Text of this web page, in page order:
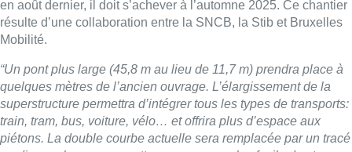
intervention. En janvier, l’ancien pont sera démoli et le nouveau
sera mis en service. Entre novembre 2024 et juin 2025, le
gestionnaire d’infrastructure s’attèlera à la construction des
nouvelles voies de tram, de la dalle de parking pour les vélos,
les quais et de la structure des talus.
En raison de ces travaux, la circulation des trains sera quelque
peu réduite entre le 14 octobre 2024 et le 15 juin 2025 sur les
axes Bruxelles-Luxembourg – Nivelles et Bruxelles-